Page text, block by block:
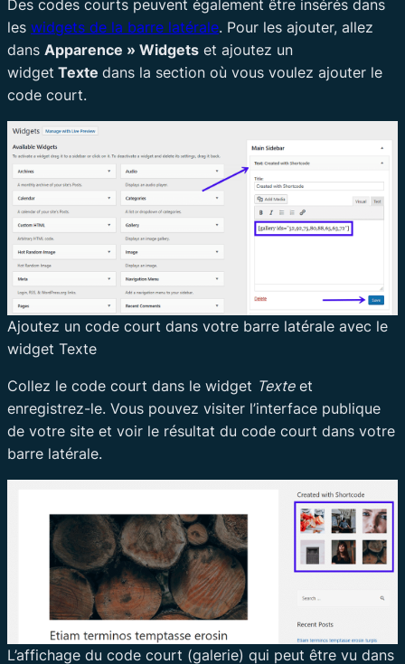
Des codes courts peuvent également être insérés dans
les widgets de la barre latérale. Pour les ajouter, allez
dans Apparence » Widgets et ajoutez un
widget Texte dans la section où vous voulez ajouter le
code court.
Ajoutez un code court dans votre barre latérale avec le
widget Texte
Collez le code court dans le widget Texteet
enregistrez-le. Vous pouvez visiter l’interface publique
de votre site et voir le résultat du code court dans votre
barre latérale.
L’affichage du code court (galerie) qui peut être vu dans